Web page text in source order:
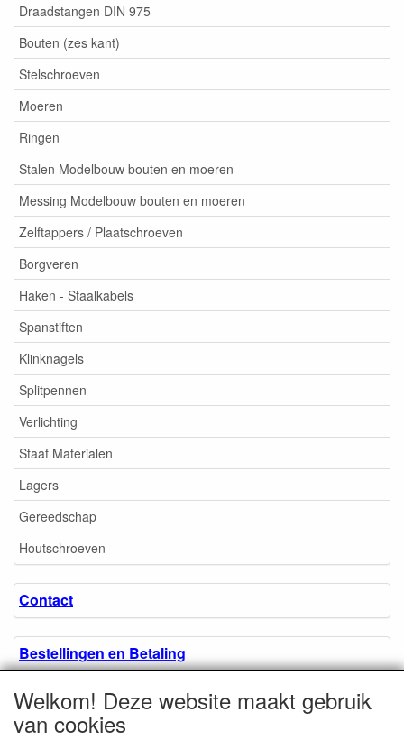
Draadstangen DIN 975
Bouten (zes kant)
Stelschroeven
Moeren
Ringen
Stalen Modelbouw bouten en moeren
Messing Modelbouw bouten en moeren
Zelftappers / Plaatschroeven
Borgveren
Haken - Staalkabels
Spanstiften
Klinknagels
Splitpennen
Verlichting
Staaf Materialen
Lagers
Gereedschap
Houtschroeven
Contact
Bestellingen en Betaling
Algemene voorwaarden
Welkom! Deze website maakt gebruik
van cookies